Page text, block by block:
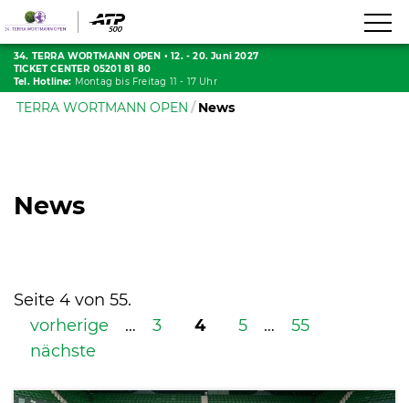
34. TERRA WORTMANN OPEN • 12. - 20. Juni 2027
TICKET CENTER 05201 81 80
Tel. Hotline: Montag bis Freitag 11 - 17 Uhr
TERRA WORTMANN OPEN News
News
Seite 4 von 55.
vorherige
… 3 4 5 …
55
nächste